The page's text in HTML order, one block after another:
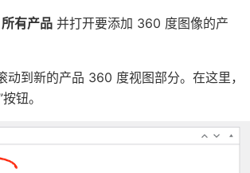
所有产品 并打开要添加 360 度图像的产
动到新的产品 360 度视图部分。在这里，
钮。